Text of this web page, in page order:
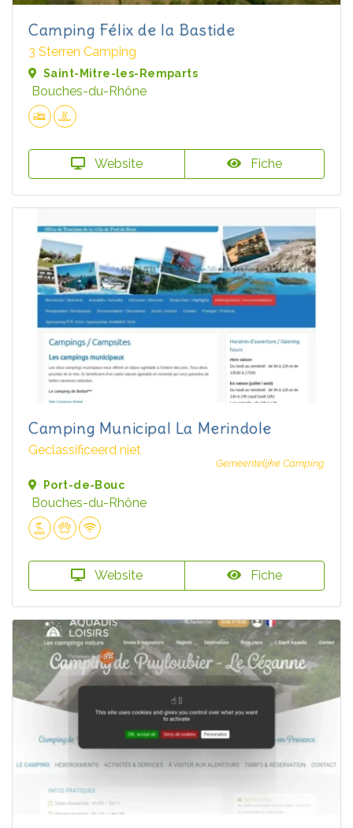
Camping Félix de la Bastide
3 Sterren Camping
Saint-Mitre-les-Remparts
Bouches-du-Rhône
Website Fiche
Camping Municipal La Merindole
Geclassificeerd niet
Gemeentelijke Camping
Port-de-Bouc
Bouches-du-Rhône
Website Fiche